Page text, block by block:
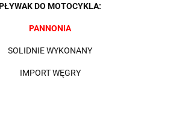
DO MOTOCYKLA:
PANNONIA
SOLIDNIE WYKONANY
IMPORT WĘGRY